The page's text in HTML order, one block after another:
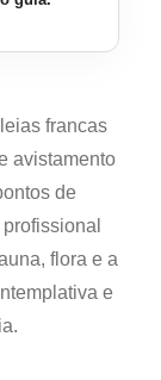
francas
avistamento
de
flora e a
e